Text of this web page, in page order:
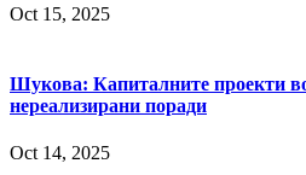
Oct 15, 2025
Шукова: Капиталните проекти во
нереализирани поради
Oct 14, 2025